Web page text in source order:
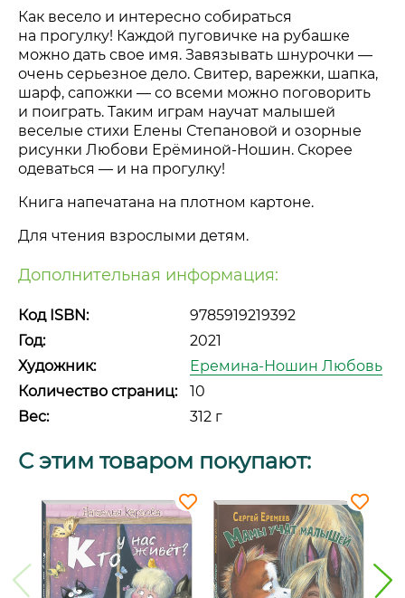
Как весело и интересно собираться
на прогулку! Каждой пуговичке на рубашке
можно дать свое имя. Завязывать шнурочки —
очень серьезное дело. Свитер, варежки, шапка,
шарф, сапожки — со всеми можно поговорить
и поиграть. Таким играм научат малышей
веселые стихи Елены Степановой и озорные
рисунки Любови Ерёминой-Ношин. Скорее
одеваться — и на прогулку!
Книга напечатана на плотном картоне.
Для чтения взрослыми детям.
Дополнительная информация:
Код ISBN:
9785919219392
Год:
2021
Художник:
Еремина-Ношин Любовь
Количество страниц:
10
Вес:
312 г
С этим товаром покупают: